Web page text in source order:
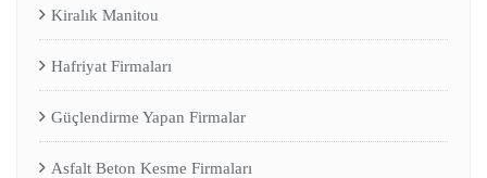
Kiralık Manitou
Hafriyat Firmaları
Güçlendirme Yapan Firmalar
Asfalt Beton Kesme Firmaları